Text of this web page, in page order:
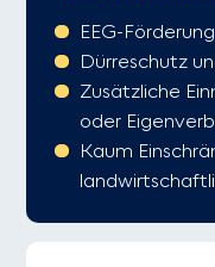
EEG-
Dürreschutz
Zusätzliche
oder
Kaum